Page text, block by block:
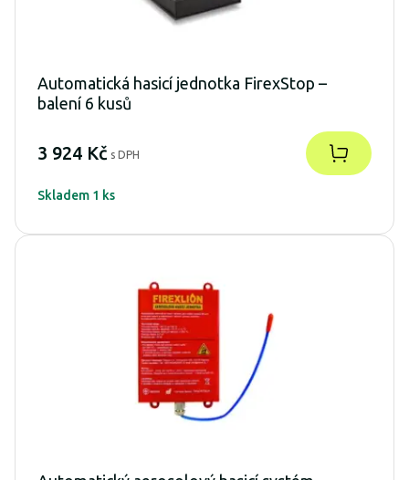
Automatická hasicí jednotka FirexStop –
balení 6 kusů
3 924 Kč s DPH
Skladem 1 ks